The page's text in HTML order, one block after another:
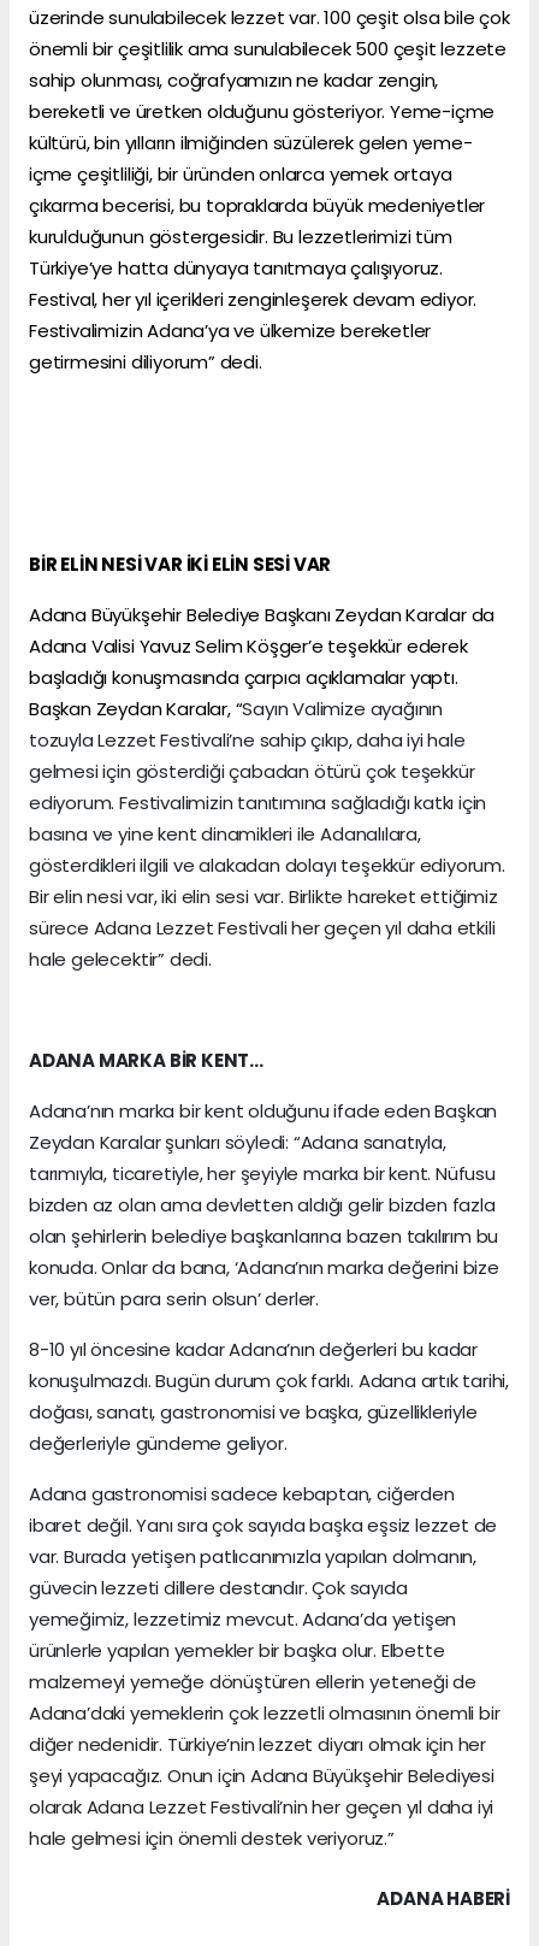
üzerinde sunulabilecek lezzet var. 100 çeşit olsa bile çok
önemli bir çeşitlilik ama sunulabilecek 500 çeşit lezzete
sahip olunması, coğrafyamızın ne kadar zengin,
bereketli ve üretken olduğunu gösteriyor. Yeme-içme
kültürü, bin yılların ilmiğinden süzülerek gelen yeme-
içme çeşitliliği, bir üründen onlarca yemek ortaya
çıkarma becerisi, bu topraklarda büyük medeniyetler
kurulduğunun göstergesidir. Bu lezzetlerimizi tüm
Türkiye’ye hatta dünyaya tanıtmaya çalışıyoruz.
Festival, her yıl içerikleri zenginleşerek devam ediyor.
Festivalimizin Adana’ya ve ülkemize bereketler
getirmesini diliyorum” dedi.
BİR ELİN NESİ VAR İKİ ELİN SESİ VAR
Adana Büyükşehir Belediye Başkanı Zeydan Karalar da
Adana Valisi Yavuz Selim Köşger’e teşekkür ederek
başladığı konuşmasında çarpıcı açıklamalar yaptı.
Başkan Zeydan Karalar, “Sayın Valimize ayağının
tozuyla Lezzet Festivali’ne sahip çıkıp, daha iyi hale
gelmesi için gösterdiği çabadan ötürü çok teşekkür
ediyorum. Festivalimizin tanıtımına sağladığı katkı için
basına ve yine kent dinamikleri ile Adanalılara,
gösterdikleri ilgili ve alakadan dolayı teşekkür ediyorum.
Bir elin nesi var, iki elin sesi var. Birlikte hareket ettiğimiz
sürece Adana Lezzet Festivali her geçen yıl daha etkili
hale gelecektir” dedi.
ADANA MARKA BİR KENT…
Adana’nın marka bir kent olduğunu ifade eden Başkan
Zeydan Karalar şunları söyledi: “Adana sanatıyla,
tarımıyla, ticaretiyle, her şeyiyle marka bir kent. Nüfusu
bizden az olan ama devletten aldığı gelir bizden fazla
olan şehirlerin belediye başkanlarına bazen takılırım bu
konuda. Onlar da bana, ‘Adana’nın marka değerini bize
ver, bütün para serin olsun’ derler.
8-10 yıl öncesine kadar Adana’nın değerleri bu kadar
konuşulmazdı. Bugün durum çok farklı. Adana artık tarihi,
doğası, sanatı, gastronomisi ve başka, güzellikleriyle
değerleriyle gündeme geliyor.
Adana gastronomisi sadece kebaptan, ciğerden
ibaret değil. Yanı sıra çok sayıda başka eşsiz lezzet de
var. Burada yetişen patlıcanımızla yapılan dolmanın,
güvecin lezzeti dillere destandır. Çok sayıda
yemeğimiz, lezzetimiz mevcut. Adana’da yetişen
ürünlerle yapılan yemekler bir başka olur. Elbette
malzemeyi yemeğe dönüştüren ellerin yeteneği de
Adana’daki yemeklerin çok lezzetli olmasının önemli bir
diğer nedenidir. Türkiye’nin lezzet diyarı olmak için her
şeyi yapacağız. Onun için Adana Büyükşehir Belediyesi
olarak Adana Lezzet Festivali’nin her geçen yıl daha iyi
hale gelmesi için önemli destek veriyoruz.”
ADANA HABERİ